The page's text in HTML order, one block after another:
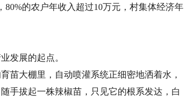
的农户年收入超过10万元，村集体经济年
发展的起点。
大棚里，自动喷灌系统正细密地洒着水，
手拔起一株辣椒苗，只见它的根系发达，白